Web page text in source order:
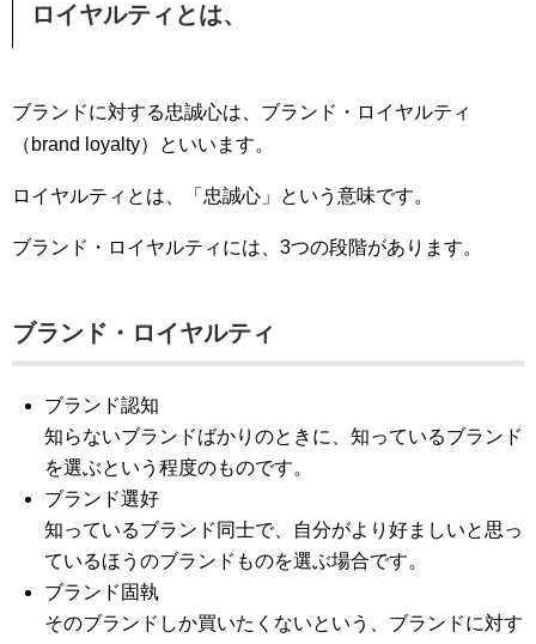
ロイヤルティとは、
ブランドに対する忠誠心は、ブランド・ロイヤルティ
（brand loyalty）といいます。
ロイヤルティとは、「忠誠心」という意味です。
ブランド・ロイヤルティには、3つの段階があります。
ブランド・ロイヤルティ
ブランド認知
知らないブランドばかりのときに、知っているブランド
を選ぶという程度のものです。
ブランド選好
知っているブランド同士で、自分がより好ましいと思っ
ているほうのブランドものを選ぶ場合です。
ブランド固執
そのブランドしか買いたくないという、ブランドに対す